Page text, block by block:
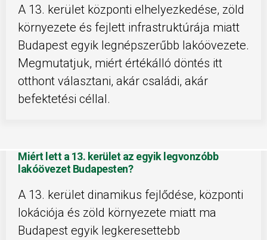
A 13. kerület központi elhelyezkedése, zöld
környezete és fejlett infrastruktúrája miatt
Budapest egyik legnépszerűbb lakóövezete.
Megmutatjuk, miért értékálló döntés itt
otthont választani, akár családi, akár
befektetési céllal.
Miért lett a 13. kerület az egyik legvonzóbb
lakóövezet Budapesten?
A 13. kerület dinamikus fejlődése, központi
lokációja és zöld környezete miatt ma
Budapest egyik legkeresettebb